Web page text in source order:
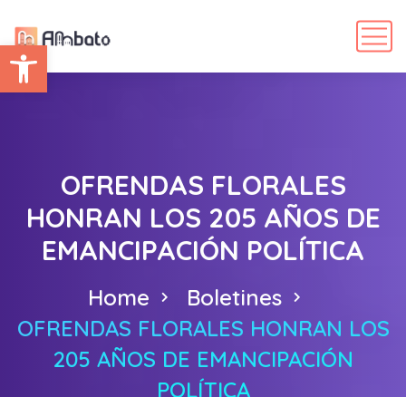
Abrir barra de herramientas
OFRENDAS FLORALES
HONRAN LOS 205 AÑOS DE
EMANCIPACIÓN POLÍTICA
Home
Boletines
OFRENDAS FLORALES HONRAN LOS
205 AÑOS DE EMANCIPACIÓN
POLÍTICA